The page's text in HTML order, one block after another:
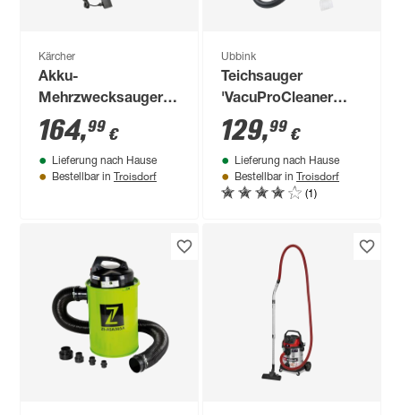
Kärcher
Akku-
Mehrzwecksauger
'WD 1' Compact
Battery Set
164,99 €
Lieferung nach Hause
Bestellbar in Troisdorf
Ubbink
Teichsauger
'VacuProCleaner
Maxi' 1250-1400 W
129,99 €
Lieferung nach Hause
Bestellbar in Troisdorf
(1)